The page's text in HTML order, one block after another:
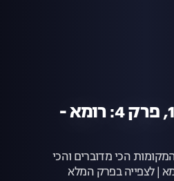
הכי בעולם, עונה 1, פרק 4: רומא -
הכי מדוברים והכי
| לצפייה בפרק המלא